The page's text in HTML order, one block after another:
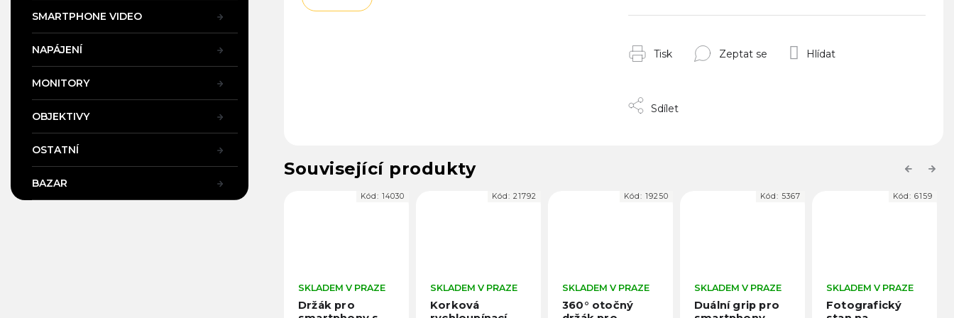
SMARTPHONE VIDEO
NAPÁJENÍ
MONITORY
OBJEKTIVY
OSTATNÍ
BAZAR
Tisk Zeptat se Hlídat
Sdílet
Související produkty Previous
Kód:
Korková
SKLADEM V PRAZE
Kód:21792
360° otočný
SKLADEM V PRAZE
Kód:19250
Duální grip pro
SKLADEM V PRAZE
Kód:5367
Fotografický
SKLADEM V PRAZE
Kód:6159
Fotografický
Momentálně
nedostupné
Kód:97313
Next